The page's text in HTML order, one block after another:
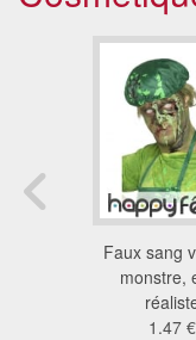
Faux sang
monstre,
1.47 €